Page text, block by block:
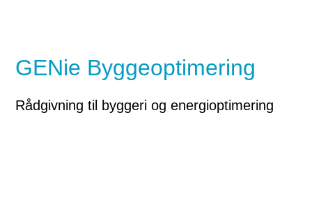
GENie Byggeoptimering
Rådgivning til byggeri og energioptimering